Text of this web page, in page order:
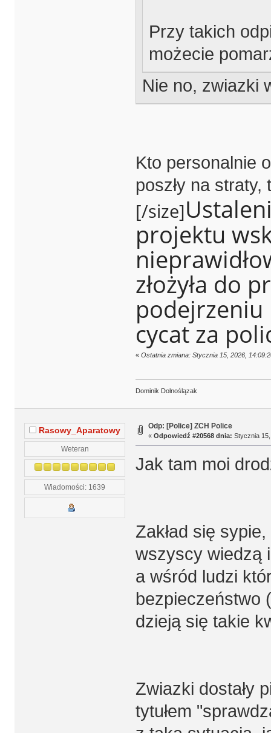
Przy takich
możecie
Nie no, zwiazki
Kto personalnie
poszły na
[/size]
projektu
złożyła do
podejrzeniu
cycat za
« Ostatnia zmiana: Stycznia 15, 2026,
Dominik Dolnoślązak
Rasowy_Aparatowy
Weteran
Wiadomości: 1639
Odp: [Police] ZCH Police
« Odpowiedź #20568 dnia: Stycznia
Jak tam moi
Zakład się
wszyscy wiedzą
a wśród ludzi
bezpieczeństwo
dzieją się takie
Zwiazki dostały
tytułem